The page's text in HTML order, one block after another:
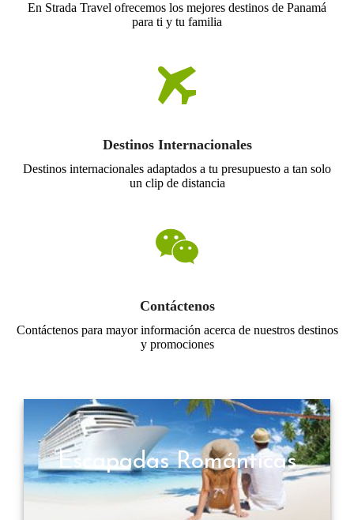
En Strada Travel ofrecemos los mejores destinos de Panamá
para ti y tu familia
Destinos Internacionales
Destinos internacionales adaptados a tu presupuesto a tan solo
un clip de distancia
Contáctenos
Contáctenos para mayor información acerca de nuestros destinos
y promociones
Escapadas Románticas